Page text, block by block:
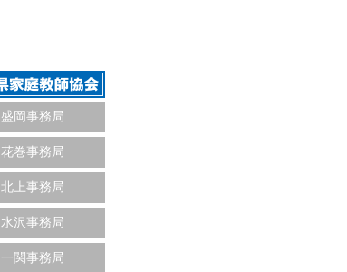
盛岡事務局
花巻事務局
北上事務局
水沢事務局
一関事務局